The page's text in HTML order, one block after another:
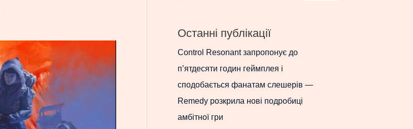
Останні публікації
Control Resonant запропонує до
п’ятдесяти годин геймплея і
сподобається фанатам слешерів —
Remedy розкрила нові подробиці
амбітної гри